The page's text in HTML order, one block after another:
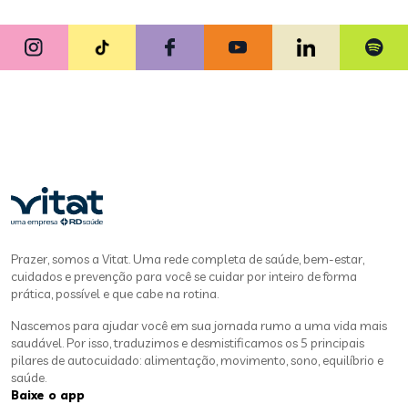
Prazer, somos a Vitat. Uma rede completa de saúde, bem-estar,
cuidados e prevenção para você se cuidar por inteiro de forma
prática, possível e que cabe na rotina.
Nascemos para ajudar você em sua jornada rumo a uma vida mais
saudável. Por isso, traduzimos e desmistificamos os 5 principais
pilares de autocuidado: alimentação, movimento, sono, equilíbrio e
saúde.
Baixe o app